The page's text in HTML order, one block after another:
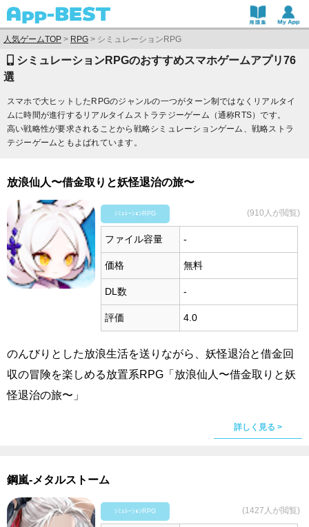
人気ゲームTOP > RPG > シミュレーションRPG
シミュレーションRPGのおすすめスマホゲームアプリ76
選
スマホで大ヒットしたRPGのジャンルの一つがターン制ではなくリアルタイ
ムに時間が進行するリアルタイムストラテジーゲーム（通称RTS）です。
高い戦略性が要求されることから戦略シミュレーションゲーム、戦略ストラ
テジーゲームともよばれています。
放浪仙人〜借金取りと妖怪退治の旅〜
ｼﾐｭﾚｰｼｮﾝRPG (910人が閲覧)
ファイル容量 -
価格 無料
DL数 -
評価 4.0
のんびりとした放浪生活を送りながら、妖怪退治と借金回
収の冒険を楽しめる放置系RPG「放浪仙人〜借金取りと妖
怪退治の旅〜」
詳しく見る >
鋼嵐-メタルストーム
ｼﾐｭﾚｰｼｮﾝRPG (1427人が閲覧)